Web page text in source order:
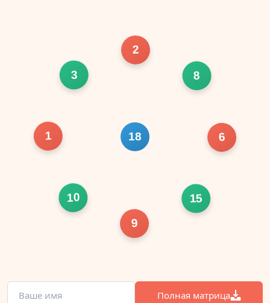
1
2
6
9
3 8
15
10
18
Полная матрица